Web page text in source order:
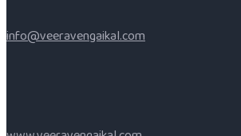
info@veeravengaikal.com